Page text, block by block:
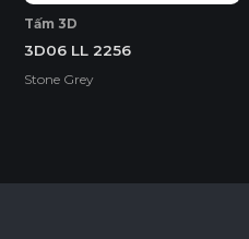
Tấm 3D
3D06 LL 2256
Stone Grey